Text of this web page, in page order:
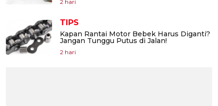
2 hari
TIPS
Kapan Rantai Motor Bebek Harus Diganti?
Jangan Tunggu Putus di Jalan!
2 hari